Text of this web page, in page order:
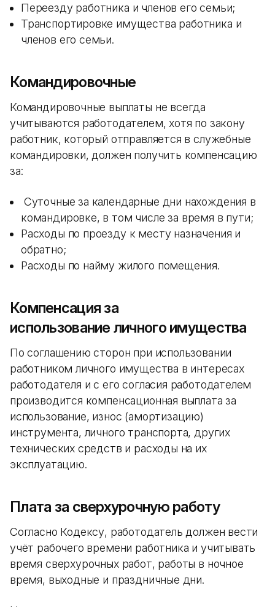
Переезду работника и членов его семьи;
Транспортировке имущества работника и
членов его семьи.
Командировочные
Командировочные выплаты не всегда
учитываются работодателем, хотя по закону
работник, который отправляется в служебные
командировки, должен получить компенсацию
за:
Суточные за календарные дни нахождения в
командировке, в том числе за время в пути;
Расходы по проезду к месту назначения и
обратно;
Расходы по найму жилого помещения.
Компенсация за
использование личного имущества
По соглашению сторон при использовании
работником личного имущества в интересах
работодателя и с его согласия работодателем
производится компенсационная выплата за
использование, износ (амортизацию)
инструмента, личного транспорта, других
технических средств и расходы на их
эксплуатацию.
Плата за сверхурочную работу
Согласно Кодексу, работодатель должен вести
учёт рабочего времени работника и учитывать
время сверхурочных работ, работы в ночное
время, выходные и праздничные дни.